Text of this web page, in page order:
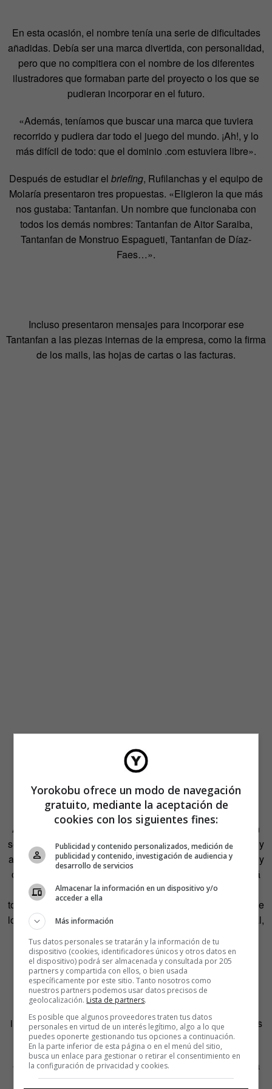
En esta ocasión, el nombre tenía una serie de dificultades
añadidas. Debía ser una marca divertida, con personalidad,
pero que no compitiera con el nombre de los diferentes
ilustradores que formaban parte del proyecto o los que se
pudieran incorporar en el futuro.
«Además, teníamos que buscar una marca que tuviera
recorrido y pudiera dar todo el juego del mundo. ¡Ah!, y lo
más difícil de todo: que el dominio .com estuviera libre».
Después de estudiar el briefing, Rufilanchas y el equipo de
Molaría presentaron tres propuestas. «Eligieron la que más
nos gustaba: Tantanfan. Un nombre que funcionaba con
todos los demás nombres: Tantanfan de Aitor Saraiba,
Tantanfan de Monstruo Espagueti, Tantanfan de Díaz-
Faes…».
Incluso presentaron mensajes para incorporar ese
Tantanfan a las piezas internas de la empresa, como la firma
de los mails, las hojas de cartas o las facturas.
«Eran frases como “tantanfan de los emails breves”,
“tantanfan del papel en blanco” o “tantanfan de los que
pagan en el momento”», explica Rufilanchas.
Ayer, después de meses de trabajo, el proyecto Tantanfan
se ha dado a conocer. Ya es posible visitar su página web y
adquirir agendas, cuadernos, fundas para móvil, estuches y
otros accesorios a los que, la próxima semana, se sumará
una colección de ropa. Todo normal si no fuera porque
todos esos productos reproducen los dibujos de algunos de
los ilustradores más punteros del panorama español actual,
entre los que se encuentran María Hesse, Croqueta y
Empanadilla, Díaz-Faes, Dalmaus, La Vecina Rubia,
Roberta Marrero, Divas de Diván y Oro Jondo.
La idea de Tantanfan surgió cuando Raquel Córcoles
(Moderna de Pueblo) y algunos otros profesionales de la
ilustración quisieron trasladar sus diseños a otros soportes
que no fueran el papel.
«Nos dimos cuenta de que era muy complicado —explica
Córcoles—. Requería un gran engranaje para poder
Yorokobu ofrece un modo de navegación
gratuito, mediante la aceptación de
cookies con los siguientes fines:
Publicidad y contenido personalizados, medición de
publicidad y contenido, investigación de audiencia y
desarrollo de servicios
Almacenar la información en un dispositivo y/o
acceder a ella
Más información
Tus datos personales se tratarán y la información de tu
dispositivo (cookies, identificadores únicos y otros datos en
el dispositivo) podrá ser almacenada y consultada por 205
partners y compartida con ellos, o bien usada
específicamente por este sitio. Tanto nosotros como
nuestros partners podemos usar datos precisos de
geolocalización. Lista de partners.
Es posible que algunos proveedores traten tus datos
personales en virtud de un interés legítimo, algo a lo que
puedes oponerte gestionando tus opciones a continuación.
En la parte inferior de esta página o en el menú del sitio,
busca un enlace para gestionar o retirar el consentimiento en
la configuración de privacidad y cookies.